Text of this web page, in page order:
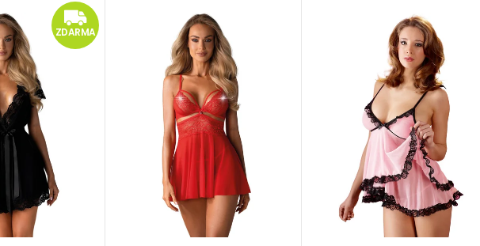
ZDARMA
ZDARMA